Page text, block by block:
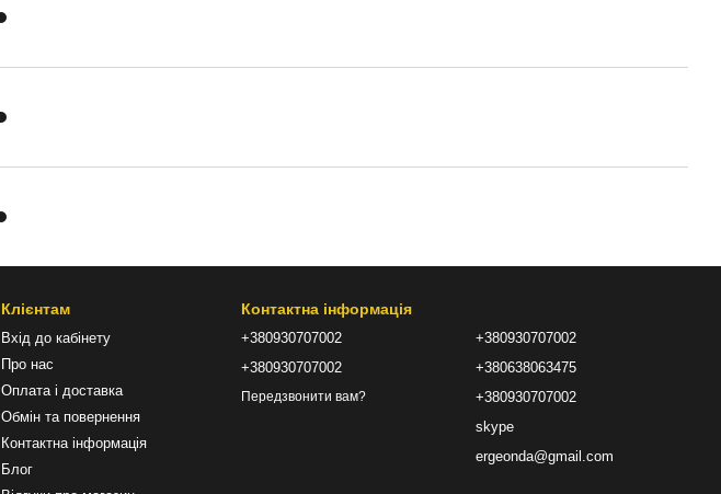
Клієнтам
Вхід до кабінету
Про нас
Оплата і доставка
Обмін та повернення
Контактна інформація
Блог
Контактна інформація
+380930707002
+380930707002
Передзвонити вам?
+380930707002
+380638063475
+380930707002
skype
ergeonda@gmail.com